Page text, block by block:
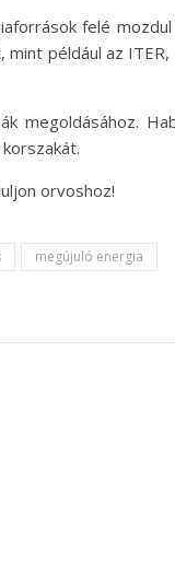
felé
például az
megoldásához.
orvoshoz!
megújuló energia